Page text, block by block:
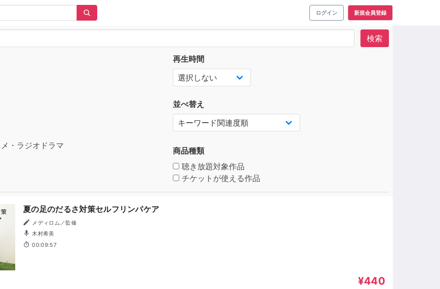
ログイン 新規会員登録
検索
・ラジオドラマ
再生時間
並べ替え
商品種類
聴き放題対象作品
チケットが使える作品
夏の足のだるさ対策セルフリンパケア
メディロム／監修
木村希美
00:09:57
¥440